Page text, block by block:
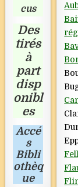
cus
Des
tirés
à
part
disp
onibl
es
Accé
s
Bibli
othèq
ue